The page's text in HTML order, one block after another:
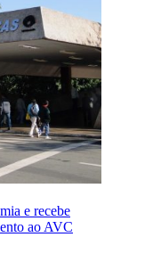
e recebe
ao AVC